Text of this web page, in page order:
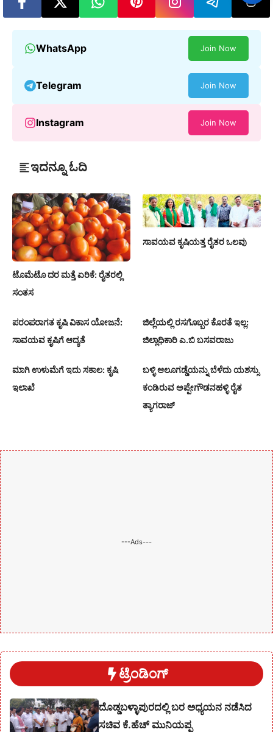
WhatsApp Join Now
Telegram Join Now
Instagram Join Now
ಇದನ್ನೂ ಓದಿ
ಟೊಮೆಟೊ ದರ ಮತ್ತೆ ಏರಿಕೆ: ರೈತರಲ್ಲಿ
ಸಂತಸ
ಸಾವಯವ ಕೃಷಿಯತ್ತ ರೈತರ ಒಲವು
ಪರಂಪರಾಗತ ಕೃಷಿ ವಿಕಾಸ ಯೋಜನೆ:
ಸಾವಯವ ಕೃಷಿಗೆ ಆದ್ಯತೆ
ಜಿಲ್ಲೆಯಲ್ಲಿ ರಸಗೊಬ್ಬರ ಕೊರತೆ ಇಲ್ಲ:
ಜಿಲ್ಲಾಧಿಕಾರಿ ಎ.ಬಿ ಬಸವರಾಜು
ಮಾಗಿ ಉಳುಮೆಗೆ ಇದು ಸಕಾಲ: ಕೃಷಿ
ಇಲಾಖೆ
ಬಳ್ಳಿ ಆಲೂಗಡ್ಡೆಯನ್ನು ಬೆಳೆದು ಯಶಸ್ಸು
ಕಂಡಿರುವ ಅಪ್ಪೇಗೌಡನಹಳ್ಳಿ ರೈತ
ತ್ಯಾಗರಾಜ್
---Ads---
ಟ್ರೆಂಡಿಂಗ್
ದೊಡ್ಡಬಳ್ಳಾಪುರದಲ್ಲಿ ಬರ ಅಧ್ಯಯನ ನಡೆಸಿದ
ಸಚಿವ ಕೆ.ಹೆಚ್ ಮುನಿಯಪ್ಪ